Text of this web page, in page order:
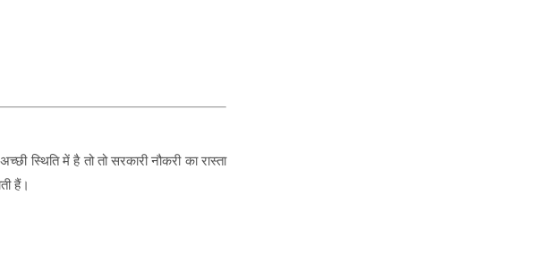
स्थिति में है तो तो सरकारी नौकरी का रास्ता
हैं।